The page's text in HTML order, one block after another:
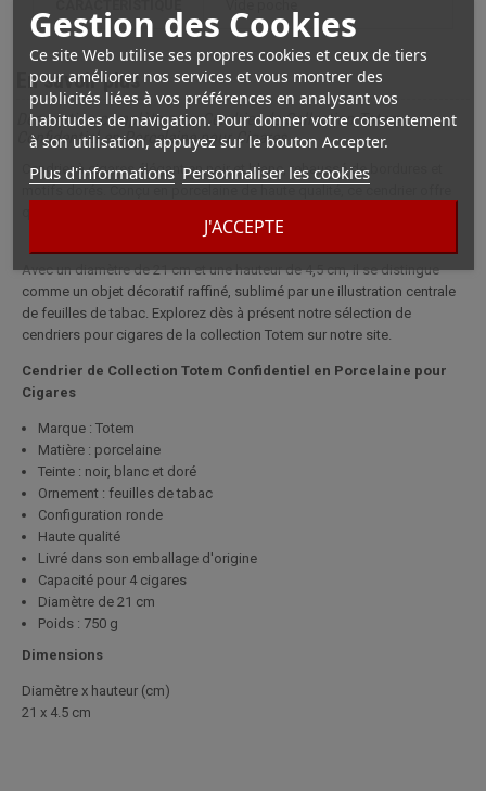
Gestion des Cookies
Ce site Web utilise ses propres cookies et ceux de tiers
pour améliorer nos services et vous montrer des
publicités liées à vos préférences en analysant vos
habitudes de navigation. Pour donner votre consentement
à son utilisation, appuyez sur le bouton Accepter.
Plus d'informations Personnaliser les cookies
J'ACCEPTE
En savoir plus
Description complète pour Cendrier de Collection Totem
Confidentiel en Porcelaine pour Cigares
Cendrier à cigares élégant en noir et blanc, rehaussé de bordures et
Avec un diamètre de 21 cm et une hauteur de 4,5 cm, il se distingue
comme un objet décoratif raffiné, sublimé par une illustration centrale
de feuilles de tabac. Explorez dès à présent notre sélection de
cendriers pour cigares de la collection Totem sur notre site.
Cendrier de Collection Totem Confidentiel en Porcelaine pour
Cigares
Marque : Totem
Matière : porcelaine
Teinte : noir, blanc et doré
Ornement : feuilles de tabac
Configuration ronde
Haute qualité
Livré dans son emballage d'origine
Capacité pour 4 cigares
Diamètre de 21 cm
Poids : 750 g
Dimensions
Diamètre x hauteur (cm)
21 x 4.5 cm